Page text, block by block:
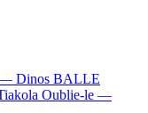
— Dinos BALLE
Oublie-le —